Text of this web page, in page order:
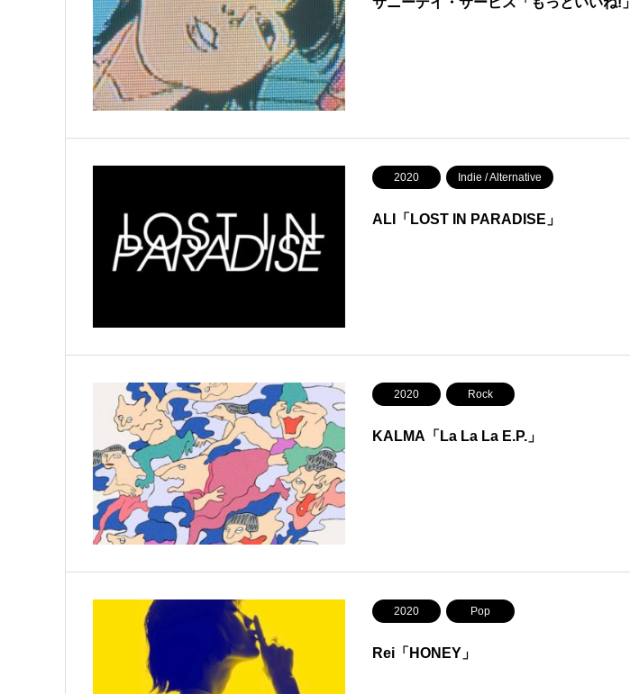
2020 Indie / Alternative
ALI「LOST IN PARADISE」
2020 Rock
KALMA「La La La E.P.」
2020 Pop
Rei「HONEY」